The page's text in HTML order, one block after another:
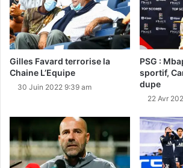
Gilles Favard terrorise la
Chaine L’Equipe
30 Juin 2022 9:39 am
PSG :
sportif,
dupe
22 Avr